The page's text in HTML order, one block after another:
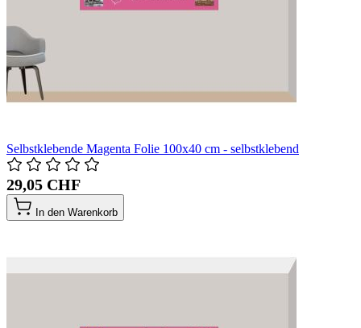
Selbstklebende Magenta Folie 100x40 cm - selbstklebend
29,05 CHF
In den Warenkorb